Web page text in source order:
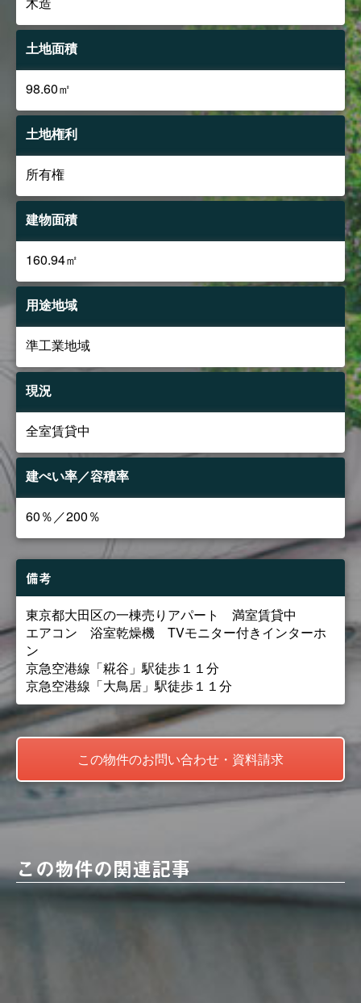
土地面積
98.60㎡
土地権利
所有権
建物面積
160.94㎡
用途地域
準工業地域
現況
全室賃貸中
建ぺい率／容積率
60％／200％
備考
東京都大田区の一棟売りアパート 満室賃貸中
エアコン 浴室乾燥機 TVモニター付きインターホ
ン
京急空港線「糀谷」駅徒歩１１分
京急空港線「大鳥居」駅徒歩１１分
この物件の関連記事